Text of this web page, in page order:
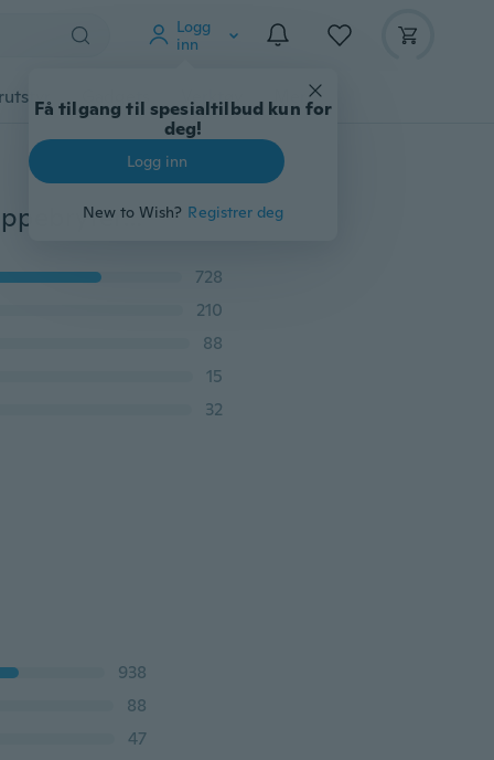
Logg
inn
Få tilgang til spesialtilbud kun for
deg!
Logg inn
New to Wish? Registrer deg
Gadgets Verktøy
1 x Universal 12V / 24VBlue Laser Etset Carling Style Vippebryter Narva ARB Dual Backlit LED For Cars Trailer RV Motorsykkel Båt etc.
728
210
88
15
32
938
88
47